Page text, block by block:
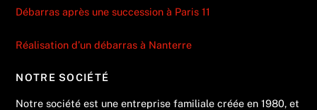
Débarras après une succession à Paris 11
Réalisation d’un débarras à Nanterre
NOTRE SOCIÉTÉ
Notre société est une entreprise familiale créée en 1980, et